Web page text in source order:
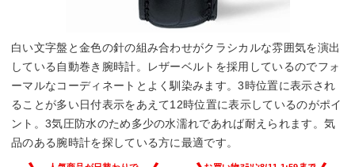
白い文字盤と金色の針の組み合わせがクラシカルな雰囲気を演出
している自動巻き腕時計。レザーベルトを採用しているのでフォ
ーマルなコーディネートとよく馴染みます。3時位置に表示され
ることが多い日付表示をあえて12時位置に表示しているのがポイ
ント。3気圧防水のため多少の水濡れであれば耐えられます。気
品のある腕時計を探している方に最適です。